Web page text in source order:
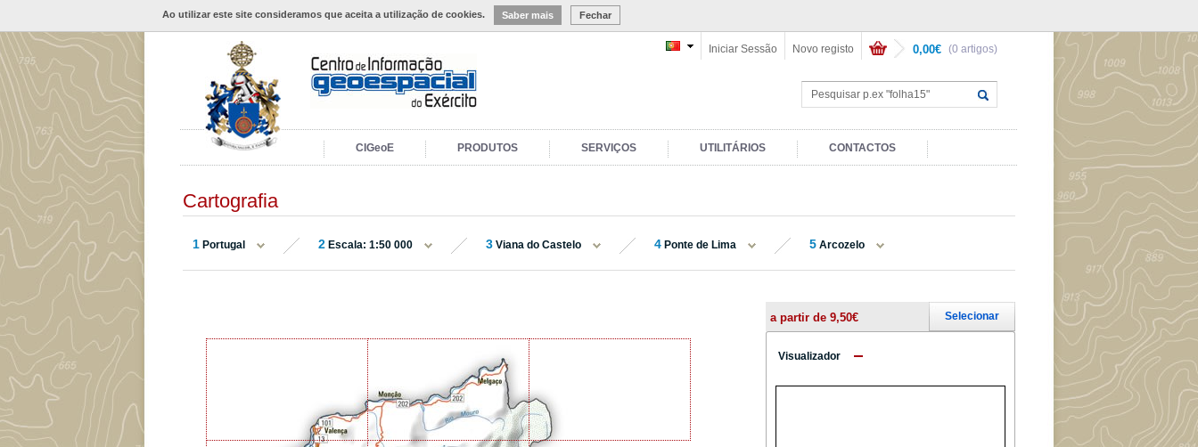
Ao utilizar este site consideramos que aceita a utilização de cookies. Saber mais Fechar
(0 artigos)
0,00€
Novo registo
Iniciar Sessão
CIGeoE PRODUTOS SERVIÇOS UTILITÁRIOS CONTACTOS
Cartografia
1 Portugal 2 Escala: 1:50 000 3 Viana do Castelo 4 Ponte de Lima 5 Arcozelo
a partir de 9,50€ Selecionar
Visualizador